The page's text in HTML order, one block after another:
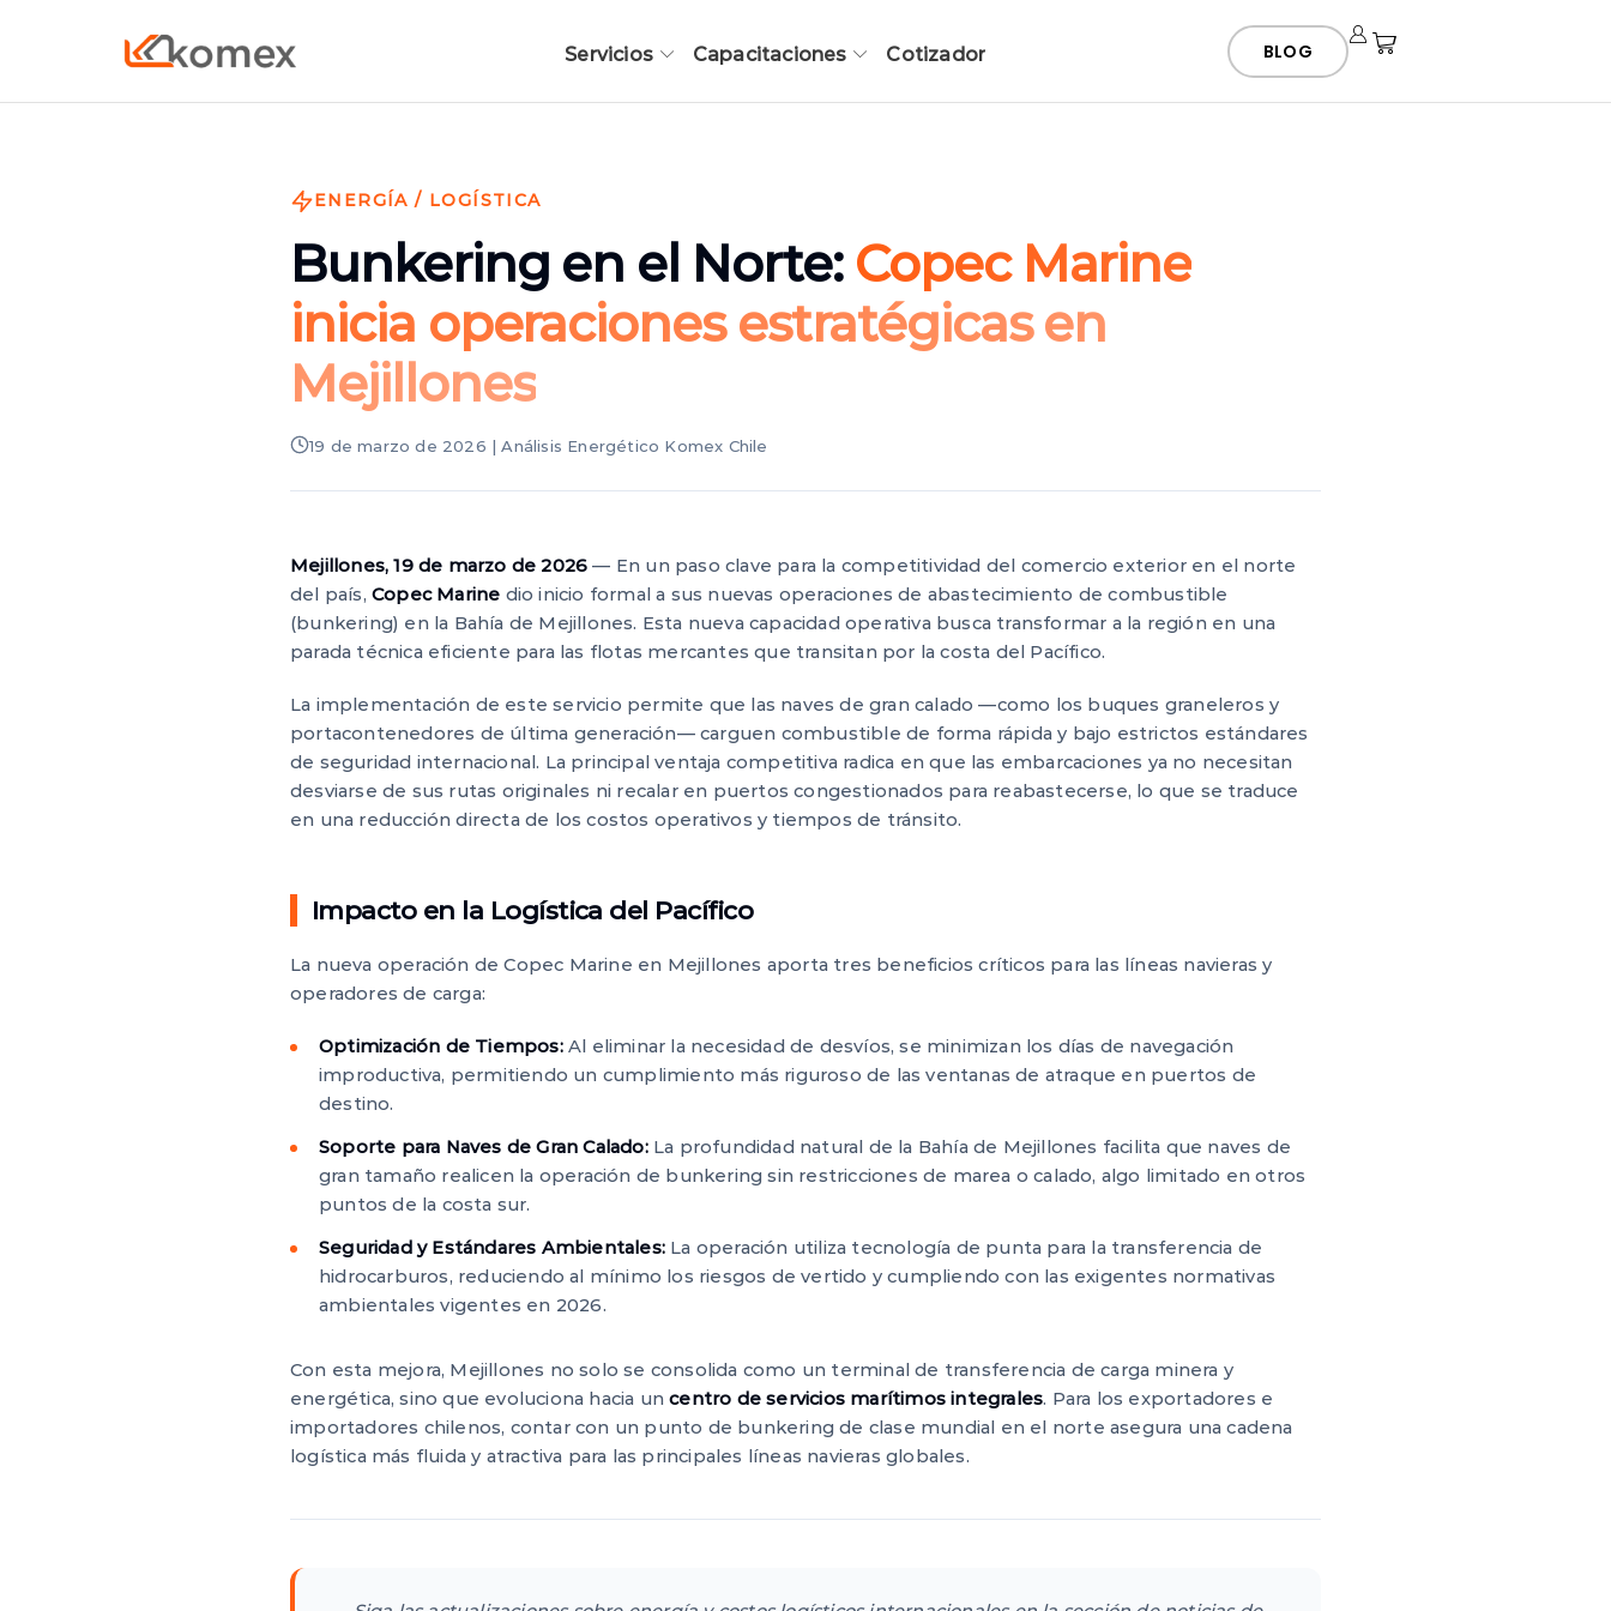
Servicios Capacitaciones Cotizador BLOG
ENERGÍA / LOGÍSTICA
Bunkering en el Norte: Copec Marine
inicia operaciones estratégicas en
Mejillones
19 de marzo de 2026 | Análisis Energético Komex Chile
Mejillones, 19 de marzo de 2026 — En un paso clave para la competitividad del comercio exterior en el norte
del país, Copec Marine dio inicio formal a sus nuevas operaciones de abastecimiento de combustible
(bunkering) en la Bahía de Mejillones. Esta nueva capacidad operativa busca transformar a la región en una
parada técnica eficiente para las flotas mercantes que transitan por la costa del Pacífico.
La implementación de este servicio permite que las naves de gran calado —como los buques graneleros y
portacontenedores de última generación— carguen combustible de forma rápida y bajo estrictos estándares
de seguridad internacional. La principal ventaja competitiva radica en que las embarcaciones ya no necesitan
desviarse de sus rutas originales ni recalar en puertos congestionados para reabastecerse, lo que se traduce
en una reducción directa de los costos operativos y tiempos de tránsito.
Impacto en la Logística del Pacífico
La nueva operación de Copec Marine en Mejillones aporta tres beneficios críticos para las líneas navieras y
operadores de carga:
Optimización de Tiempos:Al eliminar la necesidad de desvíos, se minimizan los días de navegación
improductiva, permitiendo un cumplimiento más riguroso de las ventanas de atraque en puertos de
destino.
Soporte para Naves de Gran Calado:La profundidad natural de la Bahía de Mejillones facilita que naves de
gran tamaño realicen la operación de bunkering sin restricciones de marea o calado, algo limitado en otros
puntos de la costa sur.
Seguridad y Estándares Ambientales: La operación utiliza tecnología de punta para la transferencia de
hidrocarburos, reduciendo al mínimo los riesgos de vertido y cumpliendo con las exigentes normativas
ambientales vigentes en 2026.
Con esta mejora, Mejillones no solo se consolida como un terminal de transferencia de carga minera y
energética, sino que evoluciona hacia uncentro de servicios marítimos integrales. Para los exportadores e
importadores chilenos, contar con un punto de bunkering de clase mundial en el norte asegura una cadena
logística más fluida y atractiva para las principales líneas navieras globales.